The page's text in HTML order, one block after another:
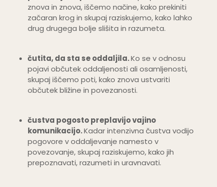
znova in znova, iščemo načine, kako prekiniti
začaran krog in skupaj raziskujemo, kako lahko
drug drugega bolje slišita in razumeta.
čutita, da sta se oddaljila.Ko se v odnosu
pojavi občutek oddaljenosti ali osamljenosti,
skupaj iščemo poti, kako znova ustvariti
občutek bližine in povezanosti.
čustva pogosto preplavijo vajino
komunikacijo.Kadar intenzivna čustva vodijo
pogovore v oddaljevanje namesto v
povezovanje, skupaj raziskujemo, kako jih
prepoznavati, razumeti in uravnavati.